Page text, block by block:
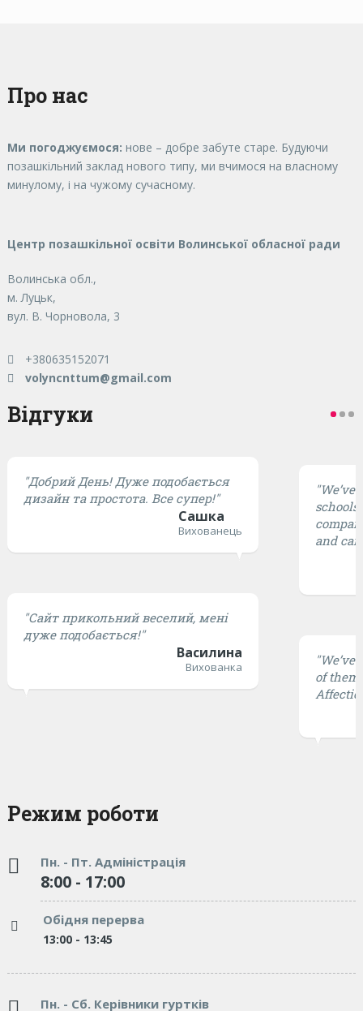
Про нас
Ми погоджуємося: нове – добре забуте старе. Будуючи
позашкільний заклад нового типу, ми вчимося на власному
минулому, і на чужому сучасному.
Центр позашкільної освіти Волинської обласної ради
Волинська обл.,
м. Луцьк,
вул. В. Чорновола, 3
+380635152071
volyncnttum@gmail.com
Відгуки
"Добрий День! Дуже подобається
дизайн та простота. Все супер!"
Сашка
Вихованець
"Сайт прикольний веселий, мені
дуже подобається!"
Василина
Вихованка
and
of them
Режим роботи
Пн. - Пт. Адміністрація
8:00 - 17:00
Обідня перерва
13:00 - 13:45
Пн. - Сб. Керівники гуртків